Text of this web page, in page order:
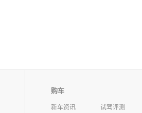
购车
新车资讯
试驾评测